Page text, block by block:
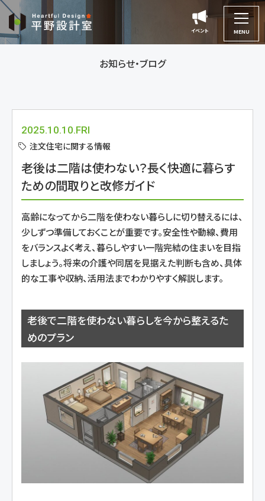
イベント
平
野
設
イベント MENU
お知らせ・ブログ
2025.10.10.FRI
注文住宅に関する情報
老後は二階は使わない？長く快適に暮らす
ための間取りと改修ガイド
高齢になってから二階を使わない暮らしに切り替えるには、
少しずつ準備しておくことが重要です。安全性や動線、費用
をバランスよく考え、暮らしやすい一階完結の住まいを目指
しましょう。将来の介護や同居を見据えた判断も含め、具体
的な工事や収納、活用法までわかりやすく解説します。
老後で二階を使わない暮らしを今から整えるた
めのプラン